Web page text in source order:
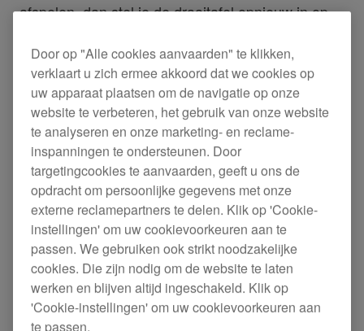
afspelen, dan stel je de draaitafel opnieuw in op
dat normaal zou doen.
Hoe je je draaitafels ook wenst, de PLX-CRSS12
past zich aan jouw stijl aan. Zo kun je de
draaiknop op de meegeleverdeMAGVEL CLAMP
aanpassen om te veranderen hoe 'heavy' of 'light'
je plaat moet aanvoelen. In de Utility-instellingen
kun je ook de torsie van de draaitafel bijsturen: er
zijn 3 snelheden waaruit je kunt kiezen.
Je ziet meteen dat de PLX-CRSS12 is ontworpen
Door op "Alle cookies aanvaarden" te klikken,
verklaart u zich ermee akkoord dat we cookies op
uw apparaat plaatsen om de navigatie op onze
website te verbeteren, het gebruik van onze website
te analyseren en onze marketing- en reclame-
inspanningen te ondersteunen. Door
targetingcookies te aanvaarden, geeft u ons de
opdracht om persoonlijke gegevens met onze
externe reclamepartners te delen. Klik op 'Cookie-
instellingen' om uw cookievoorkeuren aan te
passen. We gebruiken ook strikt noodzakelijke
cookies. Die zijn nodig om de website te laten
werken en blijven altijd ingeschakeld. Klik op
'Cookie-instellingen' om uw cookievoorkeuren aan
te passen.